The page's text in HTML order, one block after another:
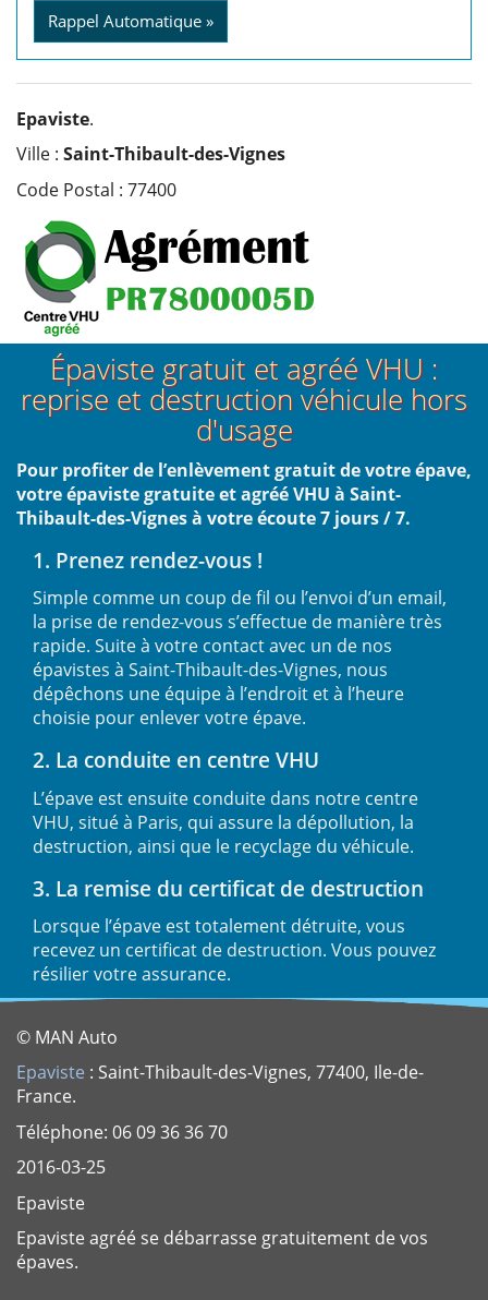
Rappel Automatique »
Epaviste.
Ville : Saint-Thibault-des-Vignes
Code Postal : 77400
Épaviste gratuit et agréé VHU :
reprise et destruction véhicule hors
d'usage
Pour profiter de l’enlèvement gratuit de votre épave,
votre épaviste gratuite et agréé VHU à Saint-
Thibault-des-Vignes à votre écoute 7 jours / 7.
1. Prenez rendez-vous !
Simple comme un coup de fil ou l’envoi d’un email,
la prise de rendez-vous s’effectue de manière très
rapide. Suite à votre contact avec un de nos
épavistes à Saint-Thibault-des-Vignes, nous
dépêchons une équipe à l’endroit et à l’heure
choisie pour enlever votre épave.
2. La conduite en centre VHU
L’épave est ensuite conduite dans notre centre
VHU, situé à Paris, qui assure la dépollution, la
destruction, ainsi que le recyclage du véhicule.
3. La remise du certificat de destruction
Lorsque l’épave est totalement détruite, vous
recevez un certificat de destruction. Vous pouvez
résilier votre assurance.
© MAN Auto
Epaviste : Saint-Thibault-des-Vignes, 77400, Ile-de-
France.
Téléphone: 06 09 36 36 70
2016-03-25
Epaviste
Epaviste agréé se débarrasse gratuitement de vos
épaves.